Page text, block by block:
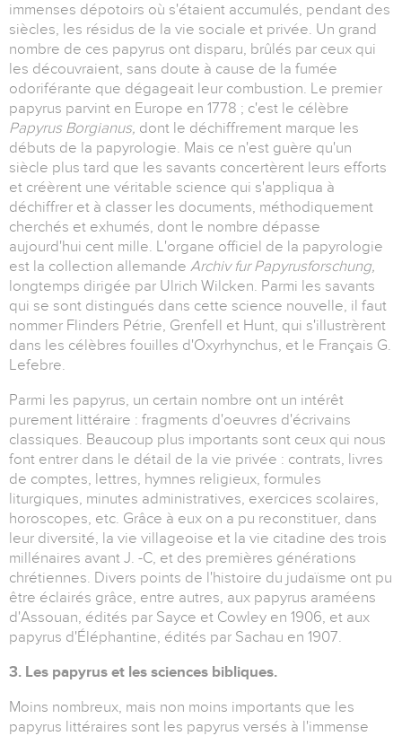
immenses dépotoirs où s'étaient accumulés, pendant des
siècles, les résidus de la vie sociale et privée. Un grand
nombre de ces papyrus ont disparu, brûlés par ceux qui
les découvraient, sans doute à cause de la fumée
odoriférante que dégageait leur combustion. Le premier
papyrus parvint en Europe en 1778 ; c'est le célèbre
Papyrus Borgianus, dont le déchiffrement marque les
débuts de la papyrologie. Mais ce n'est guère qu'un
siècle plus tard que les savants concertèrent leurs efforts
et créèrent une véritable science qui s'appliqua à
déchiffrer et à classer les documents, méthodiquement
cherchés et exhumés, dont le nombre dépasse
aujourd'hui cent mille. L'organe officiel de la papyrologie
est la collection allemande Archiv fur Papyrusforschung,
longtemps dirigée par Ulrich Wilcken. Parmi les savants
qui se sont distingués dans cette science nouvelle, il faut
nommer Flinders Pétrie, Grenfell et Hunt, qui s'illustrèrent
dans les célèbres fouilles d'Oxyrhynchus, et le Français G.
Lefebre.
Parmi les papyrus, un certain nombre ont un intérêt
purement littéraire : fragments d'oeuvres d'écrivains
classiques. Beaucoup plus importants sont ceux qui nous
font entrer dans le détail de la vie privée : contrats, livres
de comptes, lettres, hymnes religieux, formules
liturgiques, minutes administratives, exercices scolaires,
horoscopes, etc. Grâce à eux on a pu reconstituer, dans
leur diversité, la vie villageoise et la vie citadine des trois
millénaires avant J. -C, et des premières générations
chrétiennes. Divers points de l'histoire du judaïsme ont pu
être éclairés grâce, entre autres, aux papyrus araméens
d'Assouan, édités par Sayce et Cowley en 1906, et aux
papyrus d'Éléphantine, édités par Sachau en 1907.
3. Les papyrus et les sciences bibliques.
Moins nombreux, mais non moins importants que les
papyrus littéraires sont les papyrus versés à l'immense